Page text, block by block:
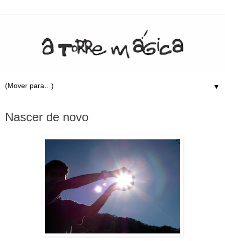
▼
Nascer de novo